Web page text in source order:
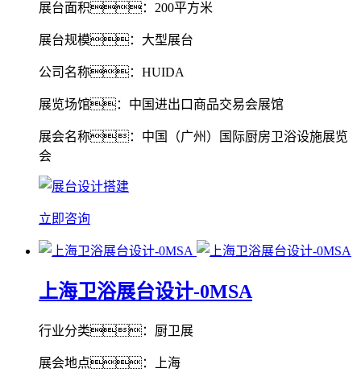
展台面积：200平方米
展台规模：大型展台
公司名称：HUIDA
展览场馆：中国进出口商品交易会展馆
展会名称：中国（广州）国际厨房卫浴设施展览
会
立即咨询
上海卫浴展台设计-0MSA
行业分类：厨卫展
展会地点：上海